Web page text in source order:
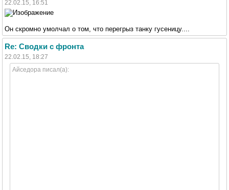
22.02.15, 16:51
Он скромно умолчал о том, что перегрыз танку гусеницу....
Re: Сводки с фронта
22.02.15, 18:27
Айседора писал(а):